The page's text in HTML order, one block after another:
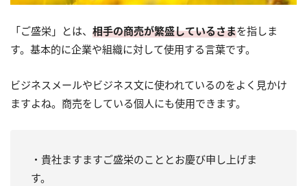
「ご盛栄」とは、 相手の商売が繁盛しているさまを指しま
す。基本的に企業や組織に対して使用する言葉です。
ビジネスメールやビジネス文に使われているのをよく見かけ
ますよね。商売をしている個人にも使用できます。
・貴社ますますご盛栄のこととお慶び申し上げま
す。